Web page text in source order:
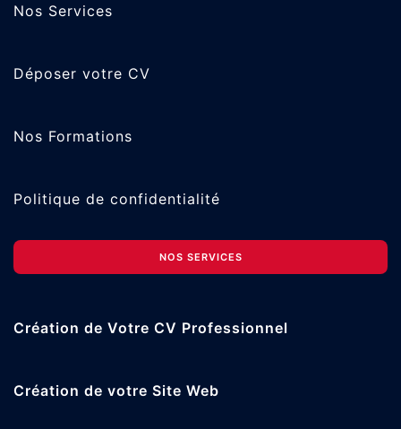
Nos Services
Déposer votre CV
Nos Formations
Politique de confidentialité
NOS SERVICES
Création de Votre CV Professionnel
Création de votre Site Web